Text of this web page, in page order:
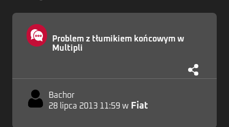
Artykuły
Problem z tłumikiem końcowym w
Multipli
Bachor
28 lipca 2013 11:59 w Fiat